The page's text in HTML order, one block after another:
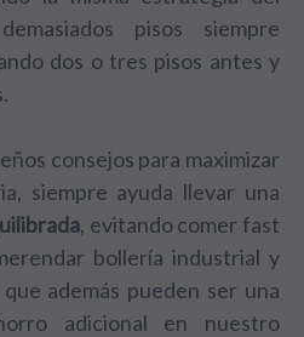
pisos siempre
dos o tres pisos antes y
consejos para maximizar
siempre ayuda llevar una
, evitando comer fast
bollería industrial y
además pueden ser una
adicional en nuestro